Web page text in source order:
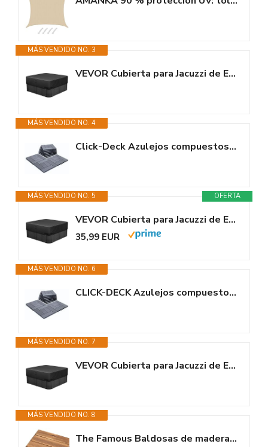
MÁS VENDIDO NO. 3
VEVOR Cubierta para Jacuzzi de Exterior 1930 x 1930 x 508 mm Cubierta de...
MÁS VENDIDO NO. 4
Click-Deck Azulejos compuestos para terrazas | Patio, Balcón, Hormigón,...
OFERTA
MÁS VENDIDO NO. 5
VEVOR Cubierta para Jacuzzi de Exterior 2413 x 2413 x 508 mm Cubierta de...
35,99 EUR
MÁS VENDIDO NO. 6
CLICK-DECK Azulejos compuestos para terrazas | Patio, Balcón, Hormigón,...
MÁS VENDIDO NO. 7
VEVOR Cubierta para Jacuzzi de Exterior 2235 x 2235 x 508 mm Cubierta de...
MÁS VENDIDO NO. 8
The Famous Baldosas de madera para terraza, balcón, techo, jacuzzi, suelo...